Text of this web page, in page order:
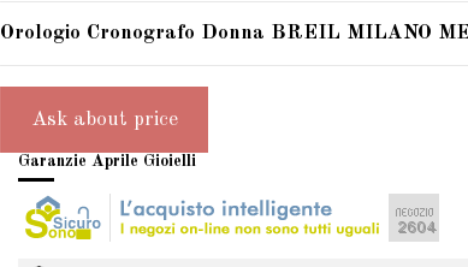
Orologio Cronografo Donna BREIL MILANO
Ask about price
Garanzie Aprile Gioielli